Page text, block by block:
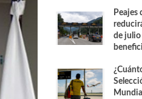
Peajes
de